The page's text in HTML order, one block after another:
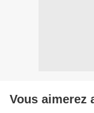
Vous aimerez